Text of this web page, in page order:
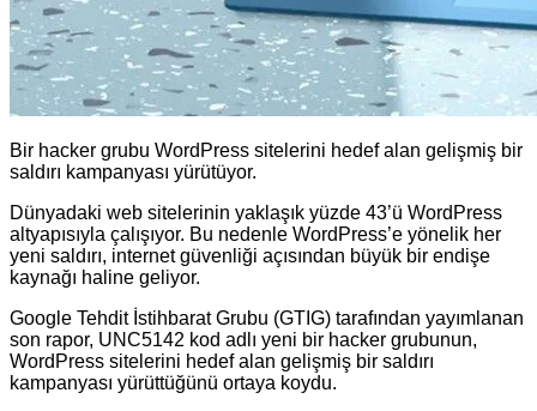
Bir hacker grubu WordPress sitelerini hedef alan gelişmiş bir
saldırı kampanyası yürütüyor.
Dünyadaki web sitelerinin yaklaşık yüzde 43’ü WordPress
altyapısıyla çalışıyor. Bu nedenle WordPress’e yönelik her
yeni saldırı, internet güvenliği açısından büyük bir endişe
kaynağı haline geliyor.
Google Tehdit İstihbarat Grubu (GTIG) tarafından yayımlanan
son rapor, UNC5142 kod adlı yeni bir hacker grubunun,
WordPress sitelerini hedef alan gelişmiş bir saldırı
kampanyası yürüttüğünü ortaya koydu.